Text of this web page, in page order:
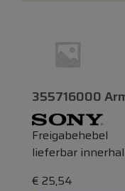
355716000
Freigabehebel
lieferbar
€ 25,54